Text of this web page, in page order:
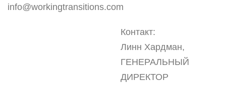
info@workingtransitions.com
Контакт:
Линн Хардман,
ГЕНЕРАЛЬНЫЙ
ДИРЕКТОР